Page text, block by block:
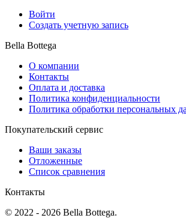
Войти
Создать учетную запись
Bella Bottega
О компании
Контакты
Оплата и доставка
Политика конфиденциальности
Политика обработки персональных
Покупательский сервис
Ваши заказы
Отложенные
Список сравнения
Контакты
© 2022 - 2026 Bella Bottega.